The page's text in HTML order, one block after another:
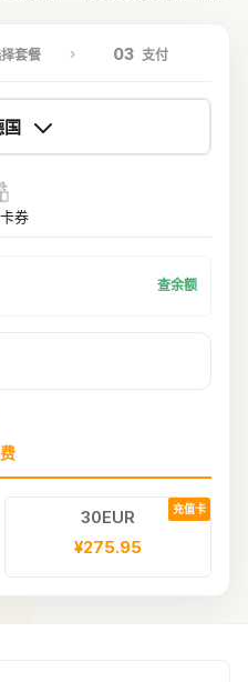
套餐 03 支付
国
券
查余额
充值卡
30EUR
¥275.95